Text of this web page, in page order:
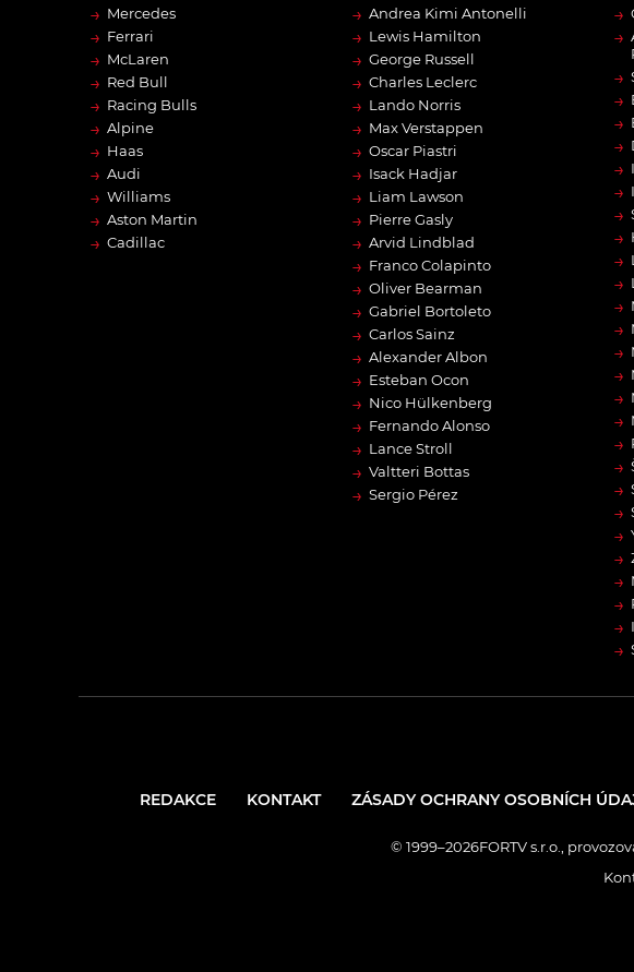
→ Mercedes
→ Ferrari
→ McLaren
→ Red Bull
→ Racing Bulls
→ Alpine
→ Haas
→ Audi
→ Williams
→ Aston Martin
→ Cadillac
→ Andrea Kimi Antonelli
→ Lewis Hamilton
→ George Russell
→ Charles Leclerc
→ Lando Norris
→ Max Verstappen
→ Oscar Piastri
→ Isack Hadjar
→ Liam Lawson
→ Pierre Gasly
→ Arvid Lindblad
→ Franco Colapinto
→ Oliver Bearman
→ Gabriel Bortoleto
→ Carlos Sainz
→ Alexander Albon
→ Esteban Ocon
→ Nico Hülkenberg
→ Fernando Alonso
→ Lance Stroll
→ Valtteri Bottas
→ Sergio Pérez
→
→
→
→
→
→
→
→
→
→
→
→
→
→
→
→
→
→
→
→
→
→
→
→
→
→
→
→
REDAKCE KONTAKT ZÁSADY OCHRANY OSOBNÍCH
© 1999–2026FORTV s.r.o.,